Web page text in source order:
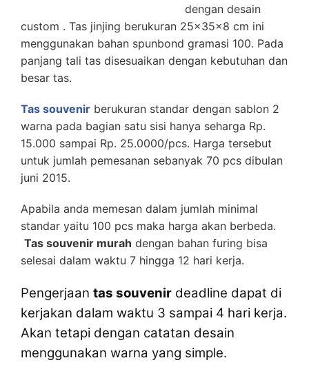
dengan desain
custom . Tas jinjing berukuran 25x35x8 cm ini
menggunakan bahan spunbond gramasi 100. Pada
panjang tali tas disesuaikan dengan kebutuhan dan
besar tas.
Tas souvenir berukuran standar dengan sablon 2
warna pada bagian satu sisi hanya seharga Rp.
15.000 sampai Rp. 25.0000/pcs. Harga tersebut
untuk jumlah pemesanan sebanyak 70 pcs dibulan
juni 2015.
Apabila anda memesan dalam jumlah minimal
standar yaitu 100 pcs maka harga akan berbeda.
Tas souvenir murah dengan bahan furing bisa
selesai dalam waktu 7 hingga 12 hari kerja.
Pengerjaan tas souvenir deadline dapat di
kerjakan dalam waktu 3 sampai 4 hari kerja.
Akan tetapi dengan catatan desain
menggunakan warna yang simple.